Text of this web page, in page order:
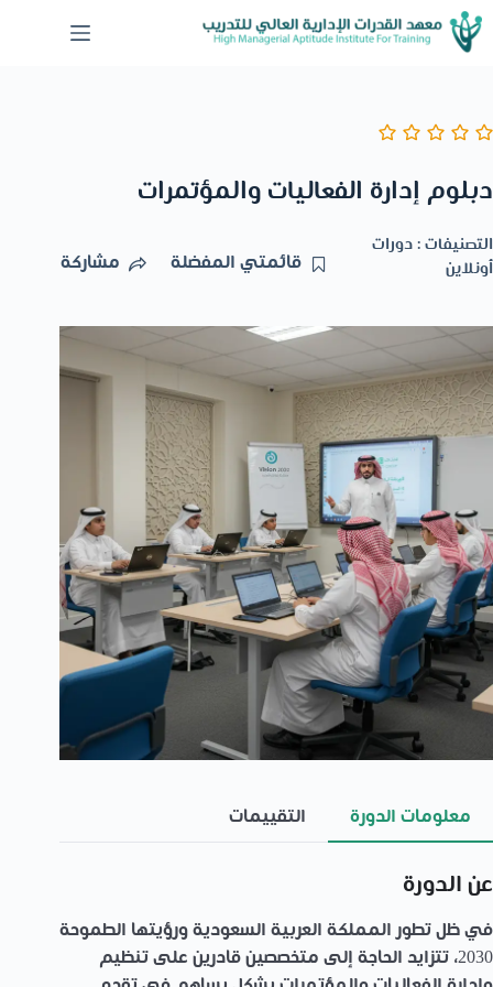
دبلوم إدارة الفعاليات والمؤتمرات
التصنيفات :دورات
أونلاين
قائمتي المفضلة مشاركة
معلومات الدورة التقييمات
عن الدورة
في ظل تطور المملكة العربية السعودية ورؤيتها الطموحة
2030، تتزايد الحاجة إلى متخصصين قادرين على تنظيم